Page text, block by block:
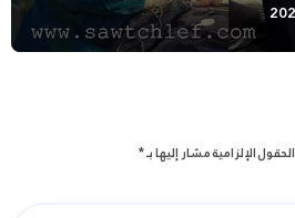
الحقول الإلزامية مشار إليها بـ*